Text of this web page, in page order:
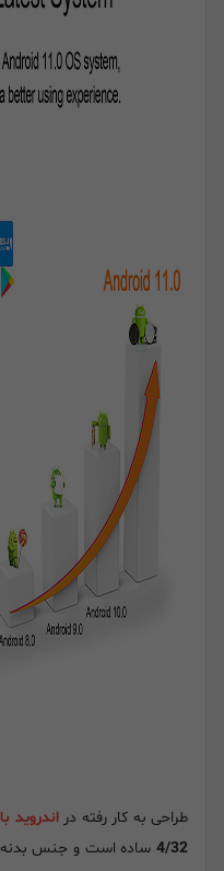
طراحی به کار رفته دراندروید
4/32 ساده است و جنس بدنه